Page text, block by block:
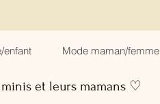
enfant Mode maman/femme
et leurs mamans ♡